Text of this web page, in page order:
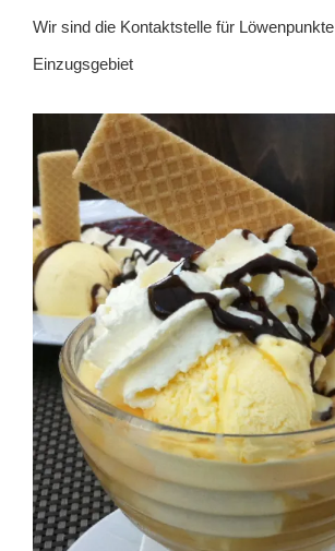
Wir sind die Kontaktstelle für Löwenpunkte
Einzugsgebiet